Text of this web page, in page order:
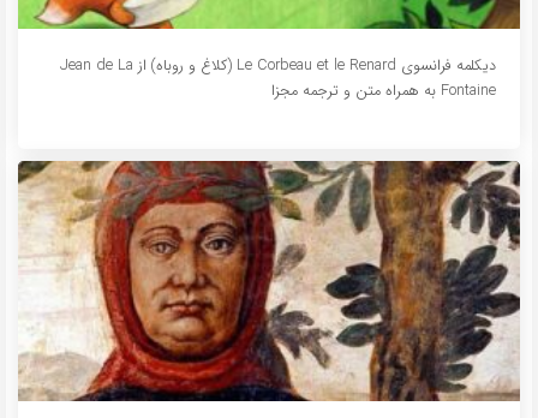
دیکلمه فرانسوی Le Corbeau et le Renard (کلاغ و روباه) از Jean de La
Fontaine به همراه متن و ترجمه مجزا